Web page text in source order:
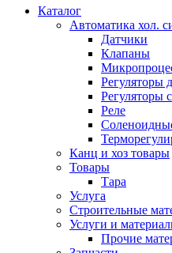
Каталог
Автоматика хол.
Датчики
Клапаны
Регуляторы
Регуляторы
Реле
Канц и хоз товары
Товары
Тара
Услуга
Строительные
Услуги и
Прочие